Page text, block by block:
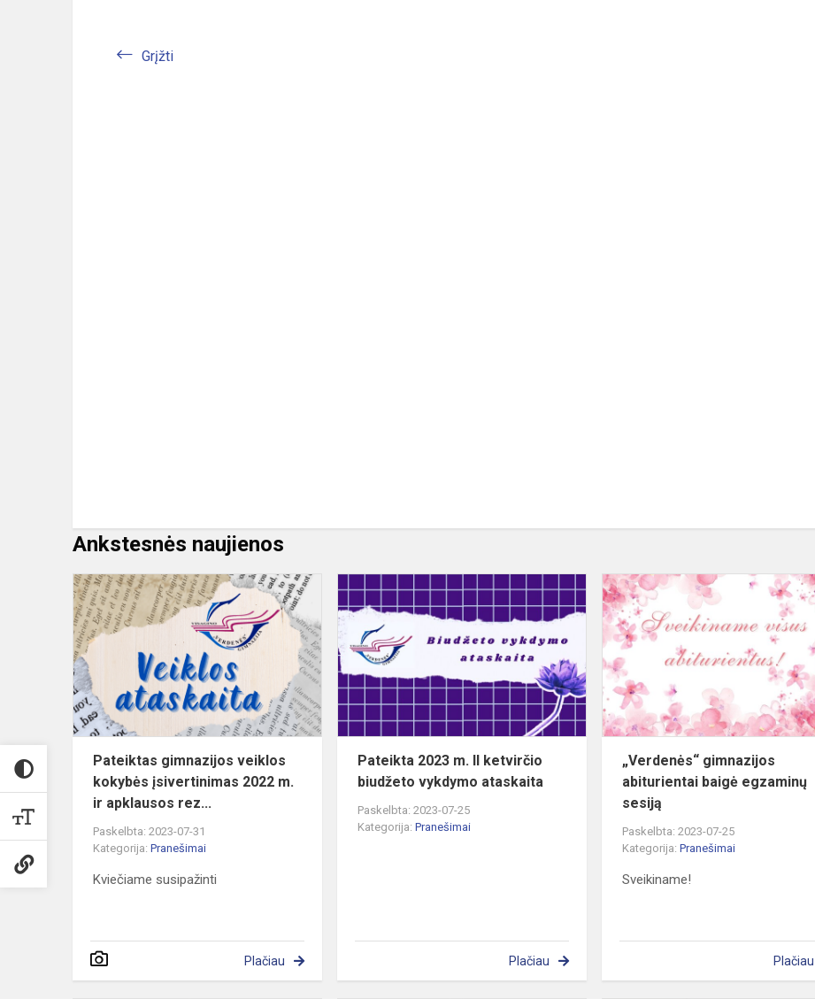
Grįžti
Ankstesnės naujienos
gimnazijos
veiklos
kokybės
įsivertinimas
2022
m....
Pateiktas gimnazijos veiklos
kokybės įsivertinimas 2022 m.
ir apklausos rez...
Paskelbta: 2023-07-31
Kategorija: Pranešimai
Kviečiame susipažinti
Plačiau
Pateikta
2023
ketvirčio
biudžeto
vykdymo
ataskaita
Pateikta 2023 m. II ketvirčio
biudžeto vykdymo ataskaita
Paskelbta: 2023-07-25
Kategorija:Pranešimai
Plačiau
„Verdenės“ gimnazijos
abiturientai baigė egzaminų
sesiją
Paskelbta: 2023-07-25
Kategorija:Pranešimai
Sveikiname!
Plačiau